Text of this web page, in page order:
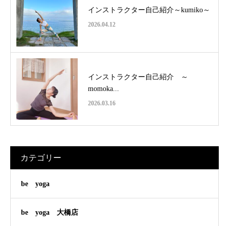
インストラクター自己紹介～kumiko～
2026.04.12
インストラクター自己紹介 ～
momoka...
2026.03.16
カテゴリー
be yoga
be yoga 大橋店